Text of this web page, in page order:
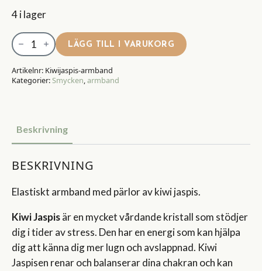
4 i lager
Kiwi
Jaspis
armband
mängd
LÄGG TILL I VARUKORG
Artikelnr: Kiwijaspis-armband
Kategorier:Smycken,armband
Beskrivning
BESKRIVNING
Elastiskt armband med pärlor av kiwi jaspis.
Kiwi Jaspisär en mycket vårdande kristall som stödjer
dig i tider av stress. Den har en energi som kan hjälpa
dig att känna dig mer lugn och avslappnad. Kiwi
Jaspisen renar och balanserar dina chakran och kan